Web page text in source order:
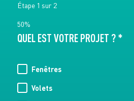
Étape 1 sur 2
50%
QUEL EST VOTRE PROJET ? *
Fenêtres
Volets